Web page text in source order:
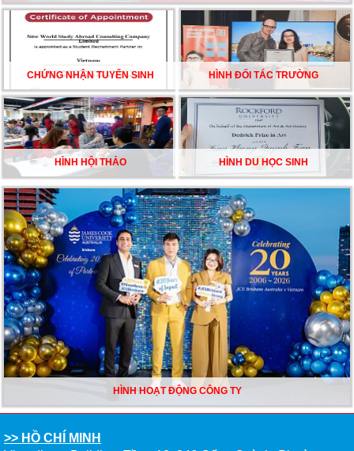
CHẠM GIẤC MƠ DU HỌC MỸ – BẮT ĐẦU TỪ NGÀY
HỘI GHI DANH & SĂN HỌC BỔNG KỲ SPRING 2026
CHỨNG NHẬN TUYỂN SINH HÌNH ĐỐI TÁC TRƯỜNG
HÌNH HỘI THẢO HÌNH DU HỌC SINH
HÌNH HOẠT ĐỘNG CÔNG TY
>> HỒ CHÍ MINH